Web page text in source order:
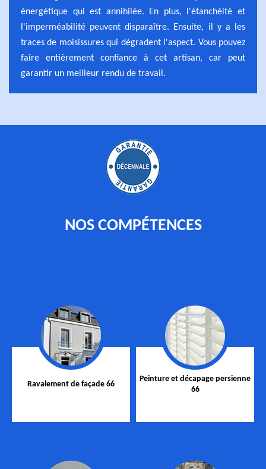
énergétique qui est annihilée. En plus, l'étanchéité et
l'imperméabilité peuvent disparaître. Ensuite, il y a les
traces de moisissures qui dégradent l'aspect. Vous pouvez
faire entièrement confiance à cet artisan, car peut
garantir un meilleur rendu de travail.
NOS COMPÉTENCES
Ravalement de façade 66
Peinture et décapage persienne
66